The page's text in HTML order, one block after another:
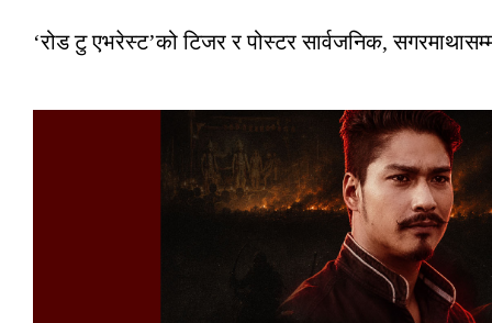
‘रोड टु एभरेस्ट’को टिजर र पोस्टर सार्वजनिक,